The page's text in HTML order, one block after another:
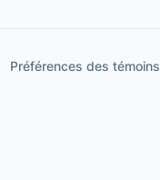
Préférences des témoins